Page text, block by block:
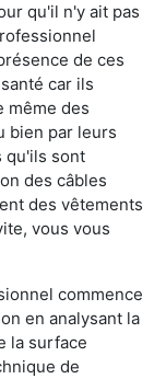
qu'il n'y ait pas
de ces
car ils
même des
bien par leurs
qu'ils sont
des câbles
des vêtements
vous vous
commence
en analysant la
la surface
de